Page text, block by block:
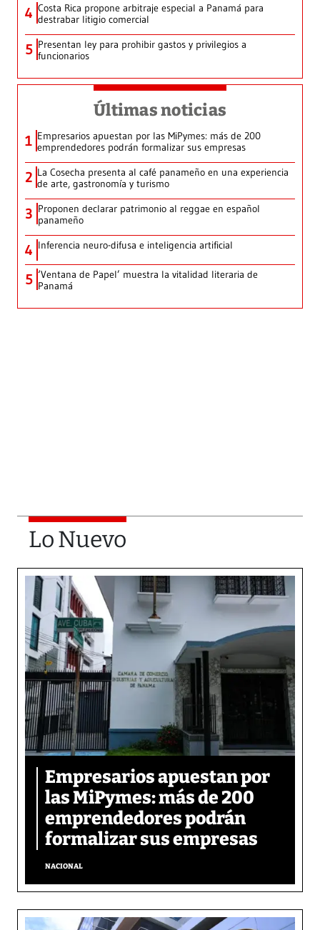
4 Costa Rica propone arbitraje especial a Panamá para
destrabar litigio comercial
5 Presentan ley para prohibir gastos y privilegios a
funcionarios
Últimas noticias
1 Empresarios apuestan por las MiPymes: más de 200
emprendedores podrán formalizar sus empresas
2 La Cosecha presenta al café panameño en una experiencia
de arte, gastronomía y turismo
3 Proponen declarar patrimonio al reggae en español
panameño
4 Inferencia neuro-difusa e inteligencia artificial
5 ‘Ventana de Papel’ muestra la vitalidad literaria de
Panamá
Lo Nuevo
Empresarios apuestan por
las MiPymes: más de 200
emprendedores podrán
formalizar sus empresas
NACIONAL